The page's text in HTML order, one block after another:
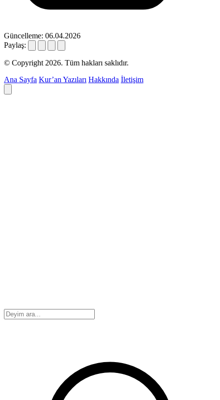
Güncelleme: 06.04.2026
Paylaş:
© Copyright 2026. Tüm hakları saklıdır.
Ana Sayfa Kur’an Yazıları Hakkında İletişim